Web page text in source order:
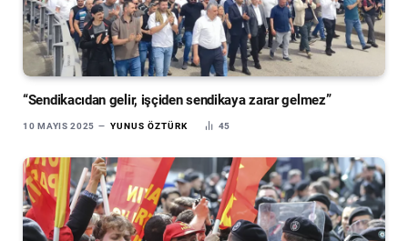
“Sendikacıdan gelir, işçiden sendikaya zarar gelmez”
10 MAYIS 2025 YUNUS ÖZTÜRK 45